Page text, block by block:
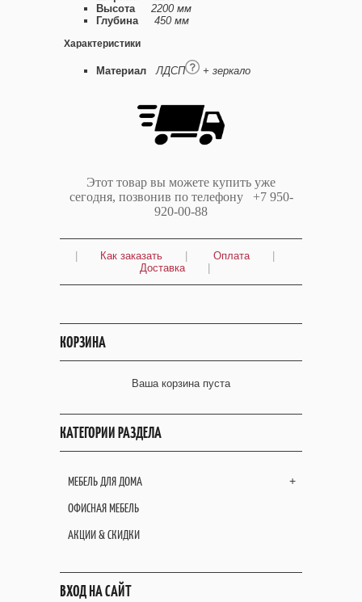
Высота
2200 мм
Глубина
450 мм
Характеристики
Материал ЛДСП + зеркало
Этот товар вы можете купить уже
сегодня, позвонив по телефону +7 950-
920-00-88
Как заказать Оплата
Доставка
КОРЗИНА
Ваша корзина пуста
КАТЕГОРИИ РАЗДЕЛА
+
МЕБЕЛЬ ДЛЯ ДОМА
ОФИСНАЯ МЕБЕЛЬ
АКЦИИ & СКИДКИ
ВХОД НА САЙТ